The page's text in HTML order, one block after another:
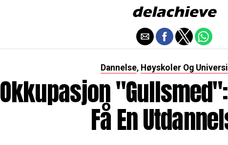
Dannelse, Høyskoler Og
Okkupasjon
Få En